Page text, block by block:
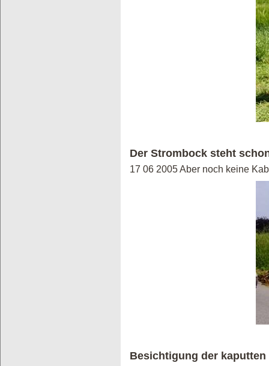
Der Strombock steht
17 06 2005 Aber noch keine
Besichtigung der kaputten